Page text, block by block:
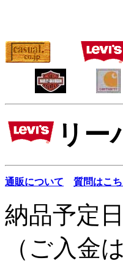
リ
通販について 質問はこ
納品予定
（ご入金